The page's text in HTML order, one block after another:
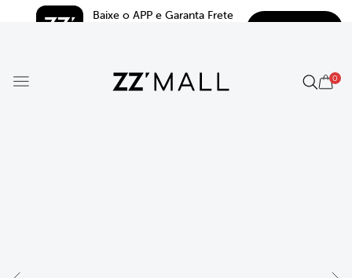
Baixe o APP e Garanta Frete
0